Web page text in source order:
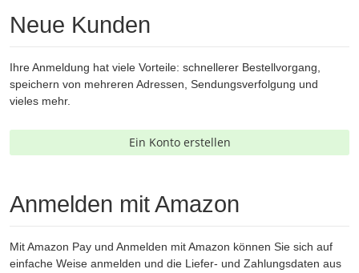
Neue Kunden
Ihre Anmeldung hat viele Vorteile: schnellerer Bestellvorgang,
speichern von mehreren Adressen, Sendungsverfolgung und
vieles mehr.
Ein Konto erstellen
Anmelden mit Amazon
Mit Amazon Pay und Anmelden mit Amazon können Sie sich auf
einfache Weise anmelden und die Liefer- und Zahlungsdaten aus